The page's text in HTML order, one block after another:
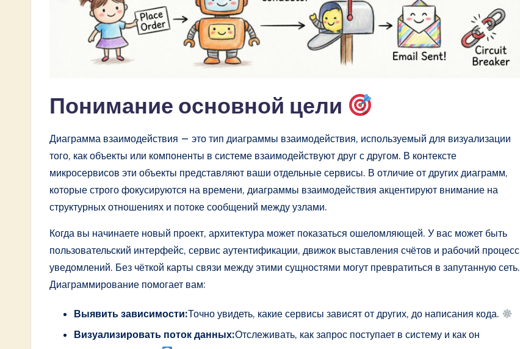
ft
w
Понимание основной цели
Диаграмма взаимодействия — это тип диаграммы взаимодействия, используемый для визуализации
того, как объекты или компоненты в системе взаимодействуют друг с другом. В контексте
микросервисов эти объекты представляют ваши отдельные сервисы. В отличие от других диаграмм,
которые строго фокусируются на времени, диаграммы взаимодействия акцентируют внимание на
структурных отношениях и потоке сообщений между узлами.
Когда вы начинаете новый проект, архитектура может показаться ошеломляющей. У вас может быть
пользовательский интерфейс, сервис аутентификации, движок выставления счётов и рабочий процесс
уведомлений. Без чёткой карты связи между этими сущностями могут превратиться в запутанную сеть.
Диаграммирование помогает вам:
Выявить зависимости:Точно увидеть, какие сервисы зависят от других, до написания кода.
Визуализировать поток данных:Отслеживать, как запрос поступает в систему и как он